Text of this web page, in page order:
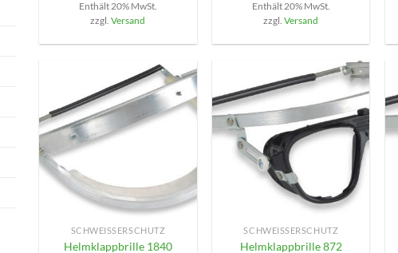
Enthält 20% MwSt.
zzgl.Versand
Enthält 20% MwSt.
zzgl.Versand
SCHWEISSERSCHUTZ
Helmklappbrille 1840
SCHWEISSERSCHUTZ
Helmklappbrille 872